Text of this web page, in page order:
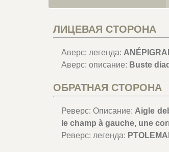
ЛИЦЕВАЯ СТОРОНА
Аверс: легенда:
Аверс: описание: Buste
ОБРАТНАЯ СТОРОНА
Реверс: Описание: Aigle
le champ à gauche, une
Реверс: легенда: